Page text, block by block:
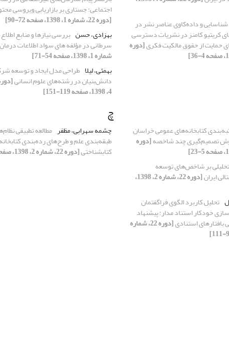
شناسایی و داده‌کاوی عناصر نشر در
کریتیو کامنز در نشریات دسترسی
حمایت از حقوق مالکیت فکری[دوره
اجتماعی: جستاری بر بازاریابی ویروسی
[دوره 22، شماره 1، 1398، صفحه 72-90]
بهزادی، حسن بررسی نیازها و منابع
سرطانی در مؤلفه های سواد اطلاعات درمان
شماره 1، 1398، صفحه 54-71]
بهمئی، لیلا طراحی مدل ایجاد و توسعه
دانش‌بنیان در رشته‌های علوم انسانی
4، 1398، صفحه 119-151]
کتابخانه‌های عمومی خراسان
تصمیم‌گیری چند شاخصه[دوره
تحلیلی بر شاخص‌های توسعه
ایران [دوره 22، شماره 2، 1398،
تحلیل کاربرد الگوی فراگفتمان
خودکار استناد مدار: پیشنهاد
استنادی [دوره 22، شماره
چ
چشمه سهرابی، مظفر مطالعه تطبیقی
طبقه‌بندی علم و طرح‌های رده‌بندی
کتابشناختی[دوره 22، شماره 2، 1398، صفحه 51-80]